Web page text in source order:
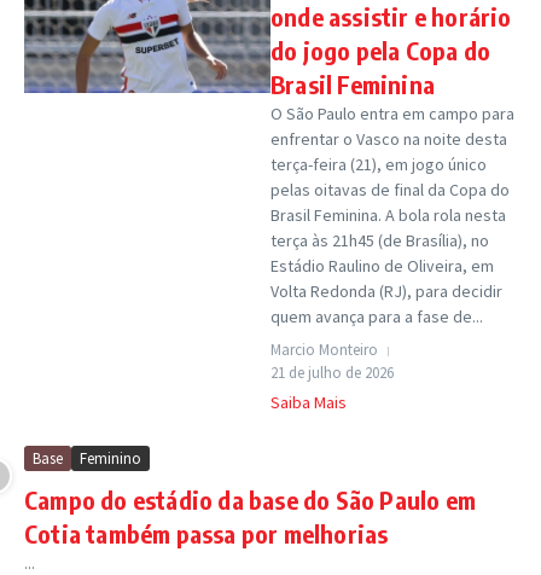
onde assistir e horário
do jogo pela Copa do
Brasil Feminina
O São Paulo entra em campo para
enfrentar o Vasco na noite desta
terça-feira (21), em jogo único
pelas oitavas de final da Copa do
Brasil Feminina. A bola rola nesta
terça às 21h45 (de Brasília), no
Estádio Raulino de Oliveira, em
Volta Redonda (RJ), para decidir
quem avança para a fase de...
Marcio Monteiro
21 de julho de 2026
Saiba Mais
Base Feminino
Campo do estádio da base do São Paulo em
Cotia também passa por melhorias
...